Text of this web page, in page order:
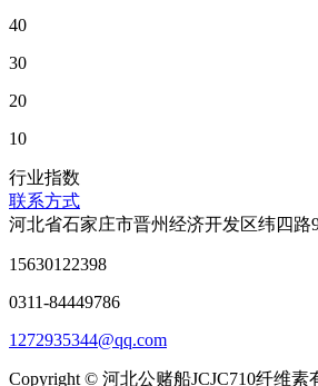
40
30
20
10
行业指数
联系方式
河北省石家庄市晋州经济开发区纬四路
15630122398
0311-84449786
1272935344@qq.com
Copyright © 河北公赌船JCJC710纤维素